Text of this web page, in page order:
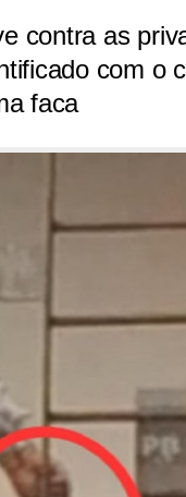
contra as
com o
faca